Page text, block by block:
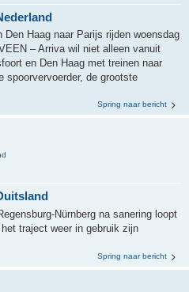
Haag naar Parijs rijden woensdag
– Arriva wil niet alleen vanuit
en Den Haag met treinen naar
spoorvervoerder, de grootste
Spring naar bericht
Nürnberg na sanering loopt
traject weer in gebruik zijn
Spring naar bericht